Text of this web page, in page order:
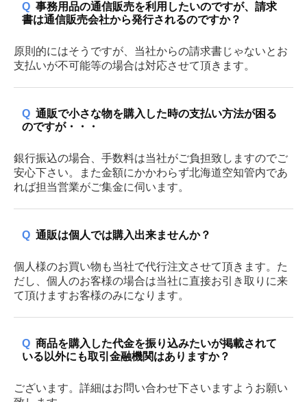
Q 事務用品の通信販売を利用したいのですが、請求
書は通信販売会社から発行されるのですか？
原則的にはそうですが、当社からの請求書じゃないとお
支払いが不可能等の場合は対応させて頂きます。
Q 通販で小さな物を購入した時の支払い方法が困る
のですが・・・
銀行振込の場合、手数料は当社がご負担致しますのでご
安心下さい。また金額にかかわらず北海道空知管内であ
れば担当営業がご集金に伺います。
Q 通販は個人では購入出来ませんか？
個人様のお買い物も当社で代行注文させて頂きます。た
だし、個人のお客様の場合は当社に直接お引き取りに来
て頂けますお客様のみになります。
Q 商品を購入した代金を振り込みたいが掲載されて
いる以外にも取引金融機関はありますか？
ございます。詳細はお問い合わせ下さいますようお願い